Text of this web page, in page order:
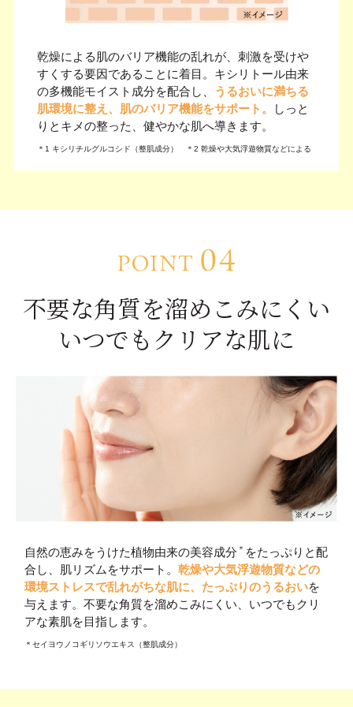
乾燥による肌のバリア機能の乱れが、刺激を受けや
すくする要因であることに着目。キシリトール由来
の多機能モイスト成分を配合し、
うるおいに満ちる
肌環境に整え、肌のバリア機能をサポート。
しっと
りとキメの整った、健やかな肌へ導きます。
＊1 キシリチルグルコシド（整肌成分） ＊2 乾燥や大気浮遊物質などによる
不要な角質を溜めこみにくい
いつでもクリアな肌に
自然の恵みをうけた植物由来の美容成分 ＊ をたっぷりと配
合し、肌リズムをサポート。乾燥や大気浮遊物質などの
環境ストレスで乱れがちな肌に、たっぷりのうるおいを
与えます。不要な角質を溜めこみにくい、いつでもクリ
アな素肌を目指します。
＊セイヨウノコギリソウエキス（整肌成分）